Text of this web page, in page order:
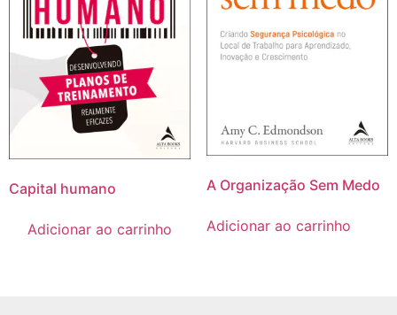
Capital humano
Adicionar ao carrinho
A Organização Sem Medo
Adicionar ao carrinho